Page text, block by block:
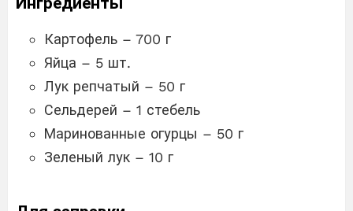
Картофель – 700 г
Яйца – 5 шт.
Лук репчатый – 50 г
Сельдерей – 1 стебель
Маринованные огурцы – 50 г
Зеленый лук – 10 г